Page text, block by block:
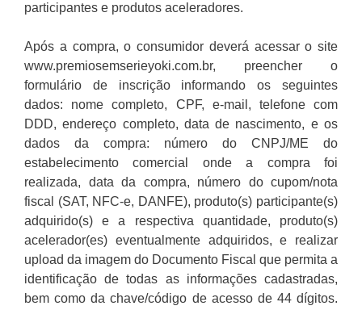
participantes e produtos aceleradores.
Após a compra, o consumidor deverá acessar o site
www.premiosemserieyoki.com.br, preencher o
formulário de inscrição informando os seguintes
dados: nome completo, CPF, e-mail, telefone com
DDD, endereço completo, data de nascimento, e os
dados da compra: número do CNPJ/ME do
estabelecimento comercial onde a compra foi
realizada, data da compra, número do cupom/nota
fiscal (SAT, NFC-e, DANFE), produto(s) participante(s)
adquirido(s) e a respectiva quantidade, produto(s)
acelerador(es) eventualmente adquiridos, e realizar
upload da imagem do Documento Fiscal que permita a
identificação de todas as informações cadastradas,
bem como da chave/código de acesso de 44 dígitos.